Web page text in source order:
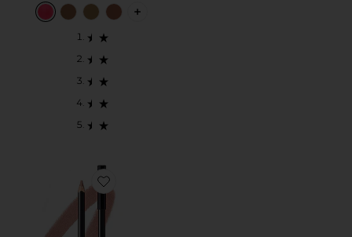
PLUS ICON TO SEE MORE OPTIONS
Favorite LIP LINER リップライナー